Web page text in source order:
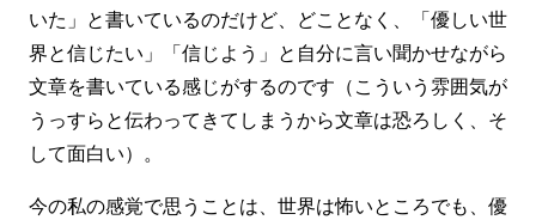
いた」と書いているのだけど、どことなく、「優しい世
界と信じたい」「信じよう」と自分に言い聞かせながら
文章を書いている感じがするのです（こういう雰囲気が
うっすらと伝わってきてしまうから文章は恐ろしく、そ
して面白い）。
今の私の感覚で思うことは、世界は怖いところでも、優